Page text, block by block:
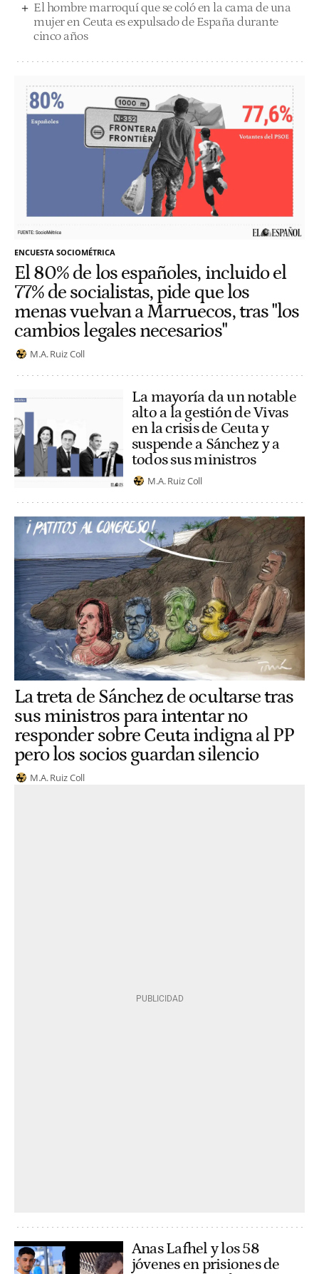
El hombre marroquí que se coló en la cama de una
mujer en Ceuta es expulsado de España durante
cinco años
ENCUESTA SOCIOMÉTRICA
El 80% de los españoles, incluido el
77% de socialistas, pide que los
menas vuelvan a Marruecos, tras "los
cambios legales necesarios"
M.A. Ruiz Coll
La mayoría da un notable
alto a la gestión de Vivas
en la crisis de Ceuta y
suspende a Sánchez y a
todos sus ministros
M.A. Ruiz Coll
La treta de Sánchez de ocultarse tras
sus ministros para intentar no
responder sobre Ceuta indigna al PP
pero los socios guardan silencio
M.A. Ruiz Coll
Anas Lafhel y los 58
jóvenes en prisiones de